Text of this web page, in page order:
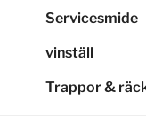
Servicesmide
vinställ
Trappor &